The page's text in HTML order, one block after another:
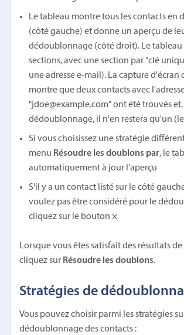
Le tableau montre tous les contacts en
(côté gauche) et donne un aperçu de
dédoublonnage (côté droit). Le tableau
sections, avec une section par "clé
une adresse e-mail). La capture d'écran
montre que deux contacts avec
"jdoe@example.com" ont été trouvés et,
dédoublonnage, il n'en restera qu'un
Si vous choisissez une stratégie
menu Résoudre les doublons par, le
automatiquement à jour l'aperçu
S'il y a un contact listé sur le côté
voulez pas être considéré pour le
cliquez sur le bouton ×
Lorsque vous êtes satisfait des résultats
cliquez sur Résoudre les doublons.
Stratégies de
Vous pouvez choisir parmi les stratégies
dédoublonnage des contacts :